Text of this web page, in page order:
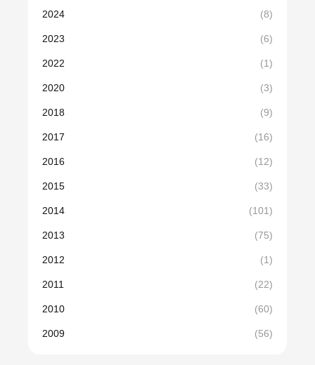
2024 (8)
2023 (6)
2022 (1)
2020 (3)
2018 (9)
2017 (16)
2016 (12)
2015 (33)
2014 (101)
2013 (75)
2012 (1)
2011 (22)
2010 (60)
2009 (56)